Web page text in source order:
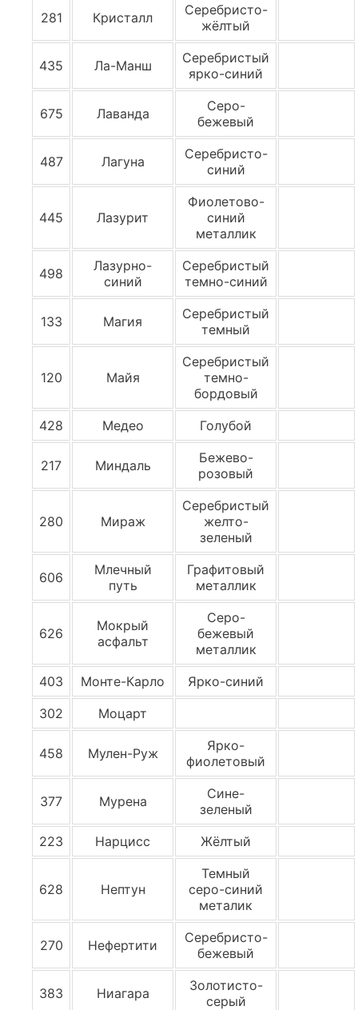
281 Кристалл
Cеребристо-
жёлтый
435 Ла-Манш
Серебристый
ярко-синий
675 Лаванда
Серо-
бежевый
487 Лагуна
Серебристо-
синий
445 Лазурит
Фиолетово-
синий
металлик
498
Лазурно-
синий
Серебристый
темно-синий
133 Магия
Серебристый
темный
120 Майя
Серебристый
темно-
бордовый
428
Медео Голубой
217 Миндаль
Бежево-
розовый
280 Мираж
Серебристый
желто-
зеленый
606
Млечный
путь
Графитовый
металлик
626
Мокрый
асфальт
Серо-
бежевый
металлик
403
Монте-Карло
Ярко-синий
302
Моцарт
458 Мулен-Руж
Ярко-
фиолетовый
377 Мурена
Сине-
зеленый
223
Нарцисс Жёлтый
628 Нептун
Темный
серо-синий
металик
270 Нефертити
Серебристо-
бежевый
383 Ниагара
Золотисто-
серый